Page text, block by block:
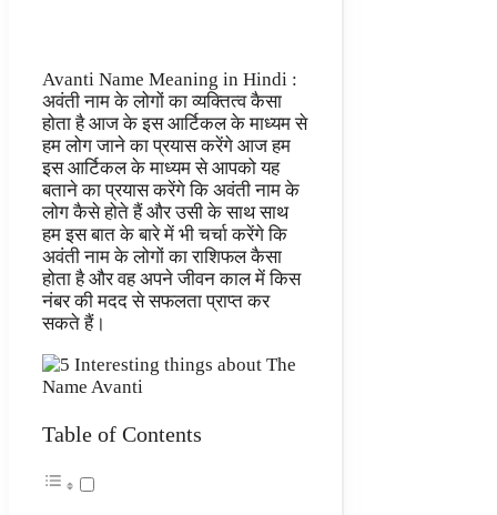
Avanti Name Meaning in Hindi :
अवंती नाम के लोगों का व्यक्तित्व कैसा
होता है आज के इस आर्टिकल के माध्यम से
हम लोग जाने का प्रयास करेंगे आज हम
इस आर्टिकल के माध्यम से आपको यह
बताने का प्रयास करेंगे कि अवंती नाम के
लोग कैसे होते हैं और उसी के साथ साथ
हम इस बात के बारे में भी चर्चा करेंगे कि
अवंती नाम के लोगों का राशिफल कैसा
होता है और वह अपने जीवन काल में किस
नंबर की मदद से सफलता प्राप्त कर
सकते हैं।
Table of Contents